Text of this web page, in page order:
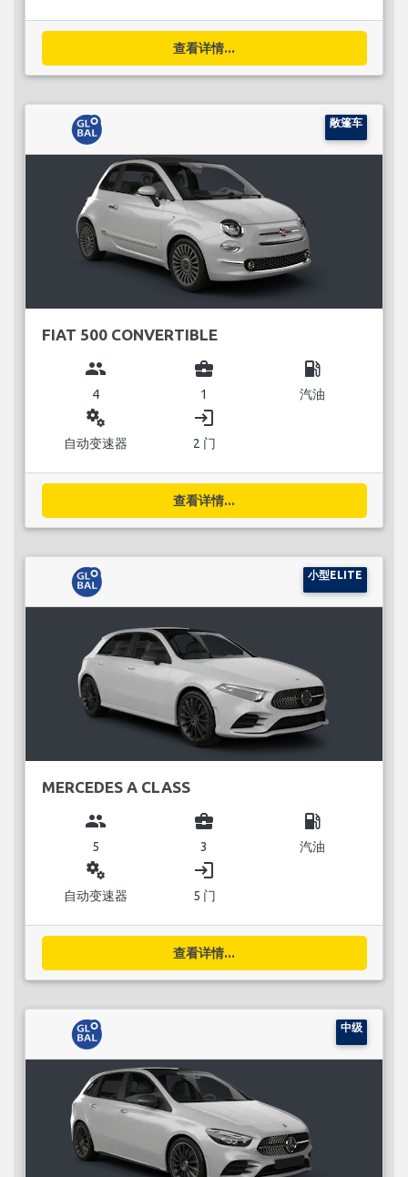
查看详情...
敞篷车
FIAT 500 CONVERTIBLE
group
4
business_center
1
local_gas_station
汽油
miscellaneous_services
自动变速器
login
2 门
查看详情...
小型ELITE
MERCEDES A CLASS
group
5
business_center
3
local_gas_station
汽油
miscellaneous_services
自动变速器
login
5 门
查看详情...
中级